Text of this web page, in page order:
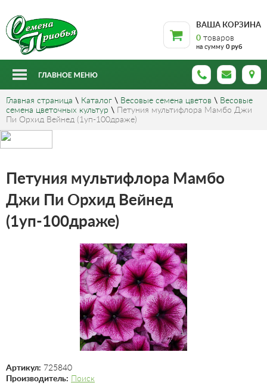
ВАША КОРЗИНА
0 товаров
на сумму 0 руб
Главная страница \ Каталог \ Весовые семена цветов \ Весовые
семена цветочных культур \
Петуния мультифлора Мамбо Джи
Пи Орхид Вейнед (1уп-100драже)
Петуния мультифлора Мамбо
Джи Пи Орхид Вейнед
(1уп-100драже)
Артикул: 725840
Производитель:
Поиск